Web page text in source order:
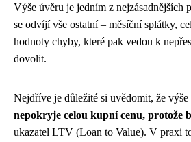
Výše úvěru je jedním z nejzásadnějších
se odvíjí vše ostatní – měsíční splátky,
hodnoty chyby, které pak vedou k
dovolit.
Nejdříve je důležité si uvědomit, že
nepokryje celou kupní cenu, protože
ukazatel LTV (Loan to Value). V praxi